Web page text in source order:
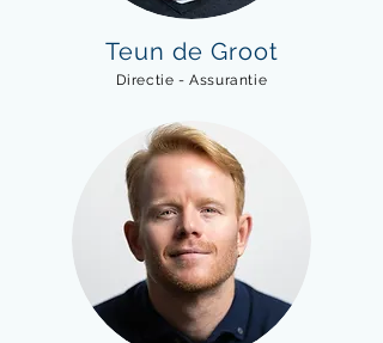
Teun de Groot
Directie - Assurantie